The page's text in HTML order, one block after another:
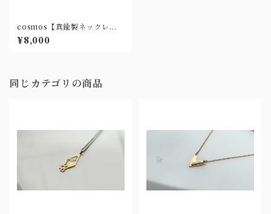
cosmos【真鍮製ネックレ
ス】
¥8,000
同じカテゴリの商品